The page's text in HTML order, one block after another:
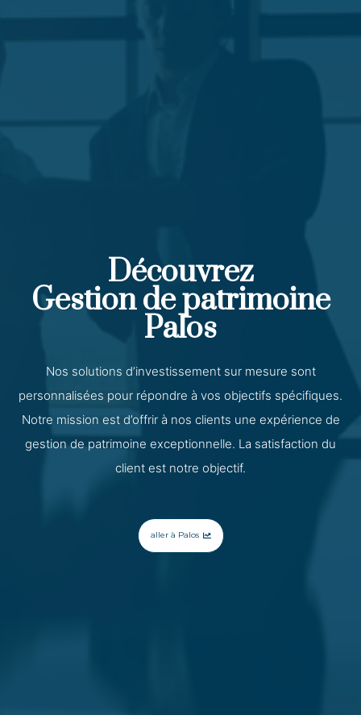
Découvrez
Gestion de patrimoine
Palos
Nos solutions d’investissement sur mesure sont
personnalisées pour répondre à vos objectifs spécifiques.
Notre mission est d’offrir à nos clients une expérience de
gestion de patrimoine exceptionnelle. La satisfaction du
client est notre objectif.
aller à Palos